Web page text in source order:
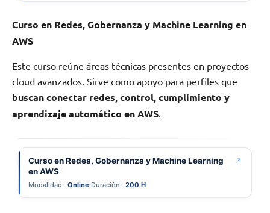
Curso en Redes, Gobernanza y Machine Learning en
AWS
Este curso reúne áreas técnicas presentes en proyectos
cloud avanzados. Sirve como apoyo para perfiles que
buscan conectar redes, control, cumplimiento y
aprendizaje automático en AWS
Curso en Redes, Gobernanza y Machine Learning
en AWS
↗
Modalidad: Online Duración: 200 H